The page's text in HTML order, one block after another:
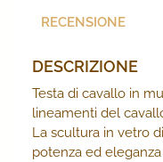
RECENSIONE
DESCRIZIONE
Testa di cavallo in
lineamenti del
La scultura in vetro
potenza ed